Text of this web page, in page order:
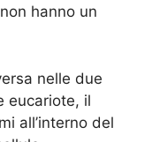
hanno un
nelle due
eucariote, il
all’interno del